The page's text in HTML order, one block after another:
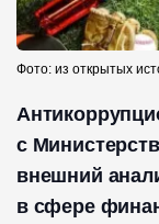
Фото: из открытых
с
внешний
в сфере